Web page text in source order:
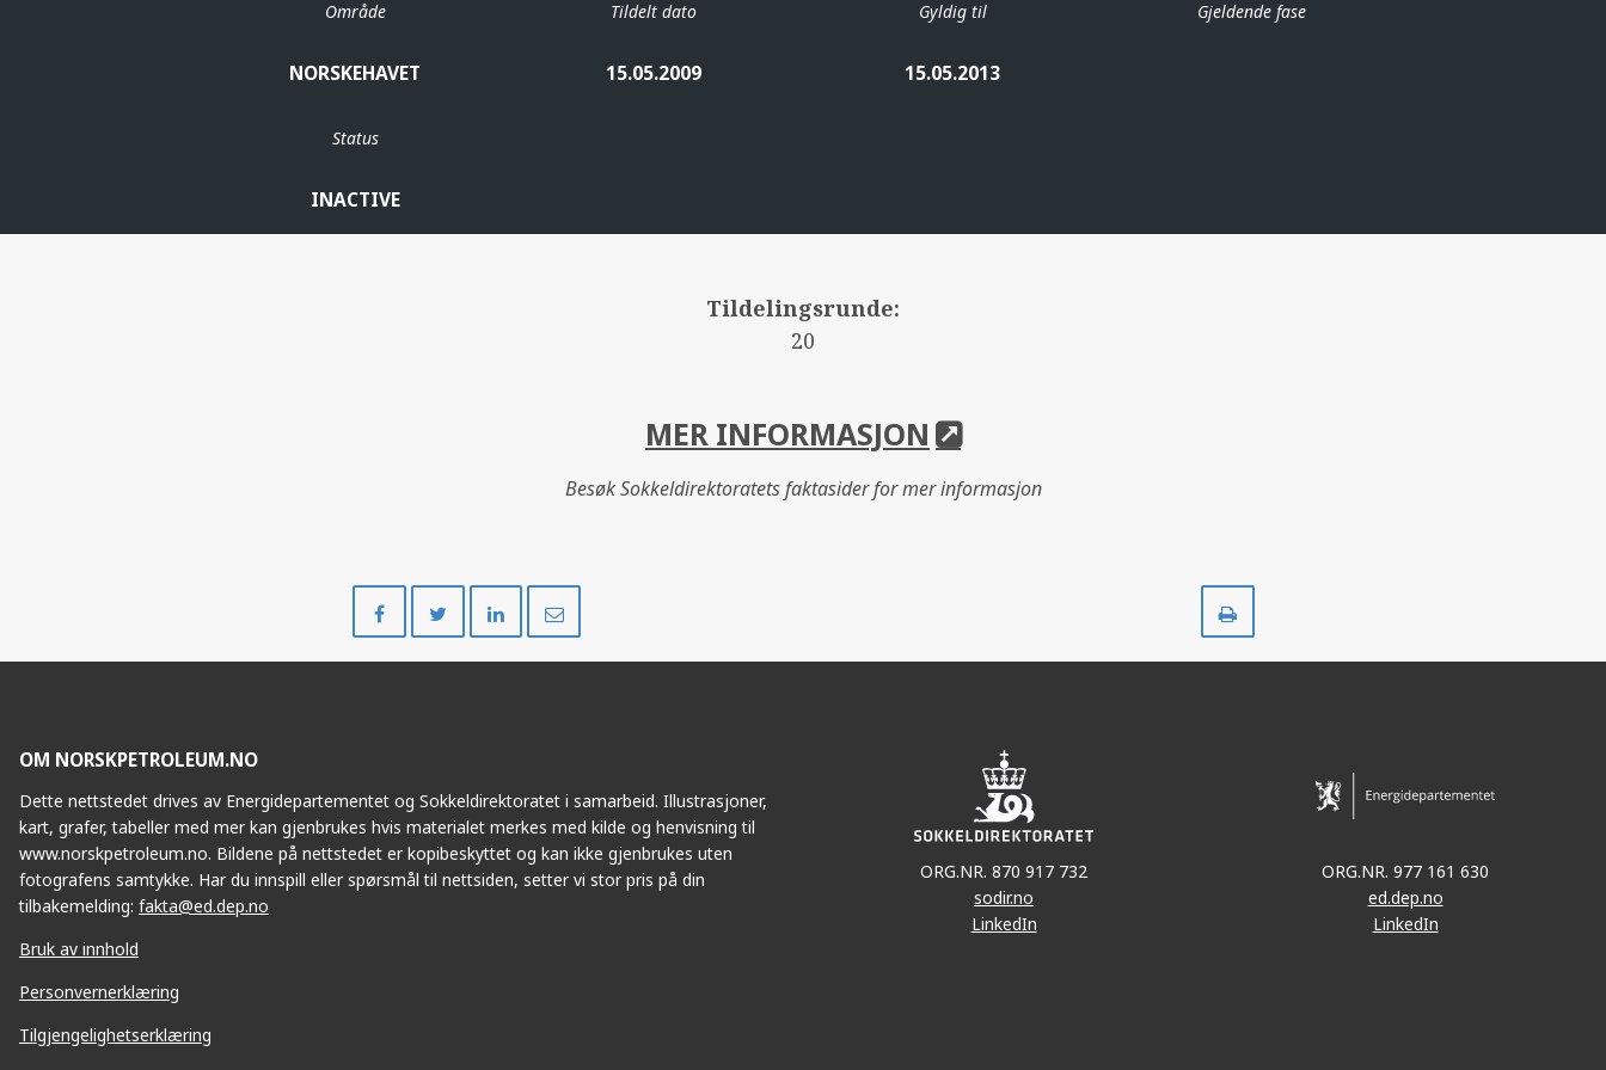
Område
NORSKEHAVET
Tildelt dato
15.05.2009
Gyldig til
15.05.2013
Gjeldende fase
Status
INACTIVE
Tildelingsrunde:
20
MER INFORMASJON
Besøk Sokkeldirektoratets faktasider for mer informasjon
på
på
på
OM NORSKPETROLEUM.NO
Dette nettstedet drives av Energidepartementet og Sokkeldirektoratet i samarbeid. Illustrasjoner,
kart, grafer, tabeller med mer kan gjenbrukes hvis materialet merkes med kilde og henvisning til
www.norskpetroleum.no. Bildene på nettstedet er kopibeskyttet og kan ikke gjenbrukes uten
fotografens samtykke. Har du innspill eller spørsmål til nettsiden, setter vi stor pris på din
tilbakemelding: fakta@ed.dep.no
Bruk av innhold
Personvernerklæring
Tilgjengelighetserklæring
ORG.NR. 870 917 732
sodir.no
LinkedIn
ORG.NR. 977 161 630
ed.dep.no
LinkedIn